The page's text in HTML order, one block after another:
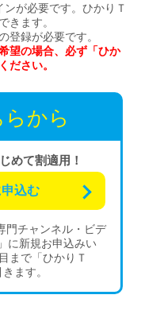
が必要です。ひかりＴ
きます。
登録が必要です。
望の場合、必ず「ひか
ださい。
から
めて割適用！
込む
門チャンネル・ビデ
に新規お申込みい
まで「ひかりＴ
ます。